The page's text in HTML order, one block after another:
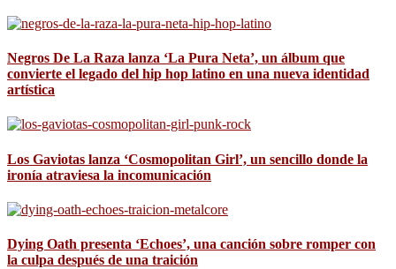
Negros De La Raza lanza ‘La Pura Neta’, un álbum que
convierte el legado del hip hop latino en una nueva identidad
artística
Los Gaviotas lanza ‘Cosmopolitan Girl’, un sencillo donde la
ironía atraviesa la incomunicación
Dying Oath presenta ‘Echoes’, una canción sobre romper con
la culpa después de una traición